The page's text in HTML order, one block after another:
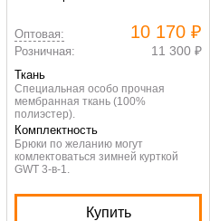
Оптовая: 10 170 ₽
Розничная: 11 300 ₽
Ткань
Специальная особо прочная
мембранная ткань (100%
полиэстер).
Комплектность
Брюки по желанию могут
комлектоваться зимней курткой
GWT 3-в-1.
Купить